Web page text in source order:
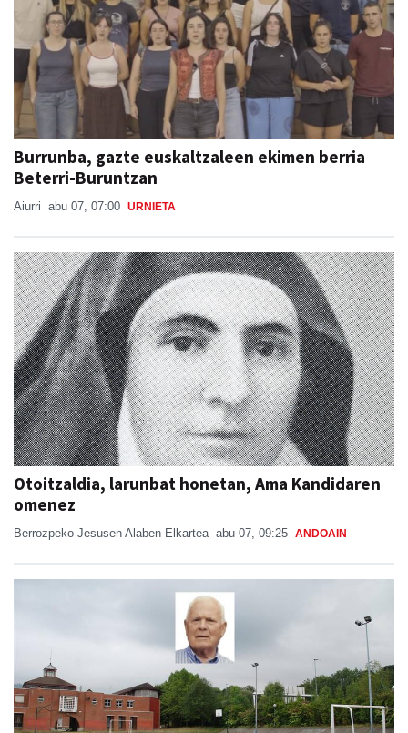
Burrunba, gazte euskaltzaleen ekimen berria
Beterri-Buruntzan
Aiurri abu 07, 07:00 URNIETA
Otoitzaldia, larunbat honetan, Ama Kandidaren
omenez
Berrozpeko Jesusen Alaben Elkartea abu 07, 09:25 ANDOAIN